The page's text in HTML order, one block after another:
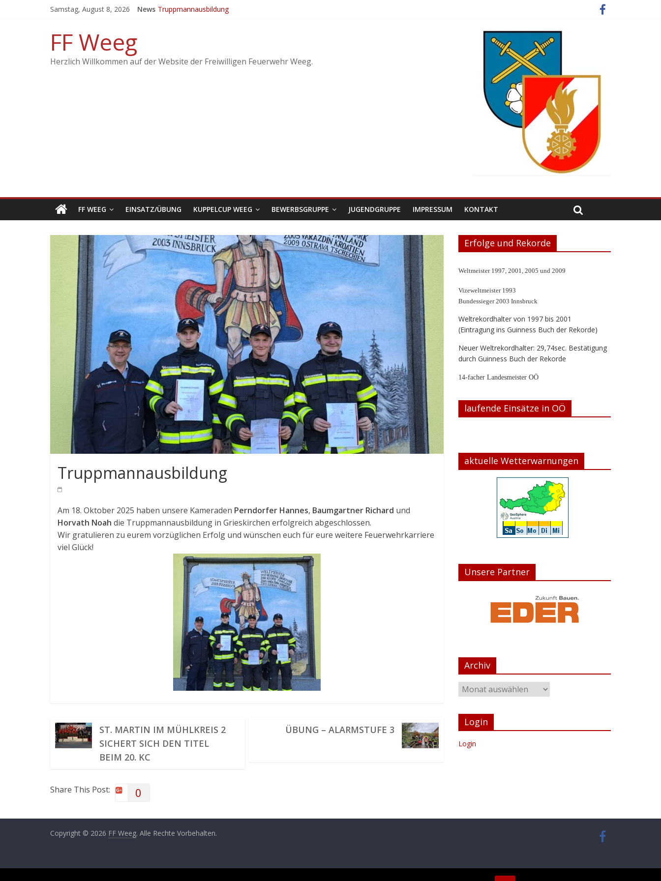
Samstag, August 8, 2026 News Truppmannausbildung
FF Weeg
Herzlich Willkommen auf der Website der Freiwilligen Feuerwehr Weeg.
FF WEEG EINSATZ/ÜBUNG KUPPELCUP WEEG BEWERBSGRUPPE JUGENDGRUPPE IMPRESSUM KONTAKT
Truppmannausbildung
Am 18. Oktober 2025 haben unsere Kameraden Perndorfer Hannes, Baumgartner Richard und
Horvath Noah die Truppmannausbildung in Grieskirchen erfolgreich abgeschlossen.
Wir gratulieren zu eurem vorzüglichen Erfolg und wünschen euch für eure weitere Feuerwehrkarriere
viel Glück!
ST. MARTIN IM MÜHLKREIS 2
SICHERT SICH DEN TITEL
BEIM 20. KC
ÜBUNG – ALARMSTUFE 3
Share This Post: 0
Erfolge und Rekorde
Weltmeister 1997, 2001, 2005 und 2009
Vizeweltmeister 1993
Bundessieger 2003 Innsbruck
Weltrekordhalter von 1997 bis 2001
(Eintragung ins Guinness Buch der Rekorde)
Neuer Weltrekordhalter: 29,74sec. Bestätigung
durch Guinness Buch der Rekorde
14-facher Landesmeister OÖ
laufende Einsätze in OÖ
aktuelle Wetterwarnungen
Unsere Partner
Archiv
Login
Login
Copyright © 2026 FF Weeg. Alle Rechte Vorbehalten.